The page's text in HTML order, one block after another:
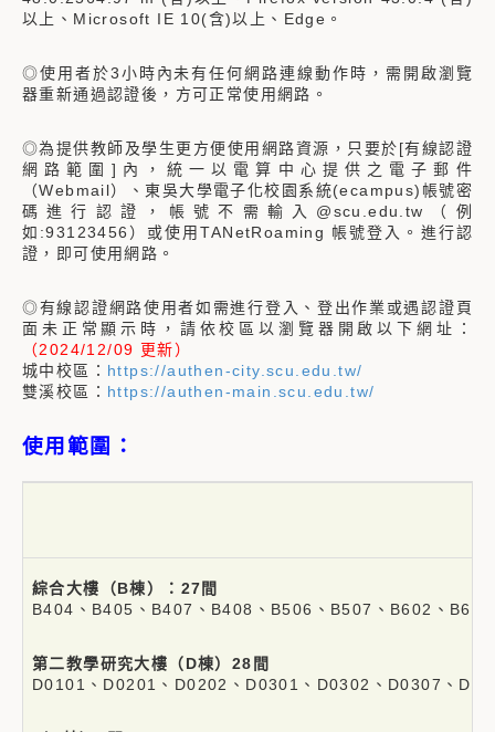
以上、Microsoft IE 10(含)以上、Edge。
◎使用者於3小時內未有任何網路連線動作時，需開啟瀏覽
器重新通過認證後，方可正常使用網路。
◎為提供教師及學生更方便使用網路資源，只要於[有線認證
網路範圍]內，統一以電算中心提供之電子郵件
（Webmail）
、 東吳大學電子化校園系統(ecampus)帳號密
碼進行認證，帳號不需輸入@scu.edu.tw（例
如:93123456） 或使用TANetRoaming 帳號登入
。進行認
證，即可使用網路。
◎有線認證網路使用者如需進行登入、登出作業或遇認證頁
面未正常顯示時，請依校區以瀏覽器開啟以下網址：
（2024/12/09 更新）
城中校區： https://authen-city.scu.edu.tw/
雙溪校區： https://authen-main.scu.edu.tw/
使用範圍：
綜合大樓（B棟）：27間
B404、B405、B407、B408、B506、B507、B602、
第二教學研究大樓（D棟）28間
D0101、D0201、D0202、D0301、D0302、D0307、